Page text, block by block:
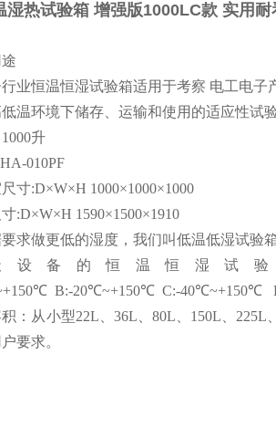
湿热试验箱 增强版1000LC款 实用耐
业恒温恒湿试验箱适用于考察 电工电子
温环境下储存、运输和使用的适应性试验
升
010PF
寸:D×W×H 1000×1000×1000
:D×W×H 1590×1500×1910
求做更低的湿度，我们叫低温低湿试验箱
设备的恒温恒湿试验
B:-20℃~+150℃ C:-40℃~+150℃
：从小型22L、36L、80L、150L、
要求。